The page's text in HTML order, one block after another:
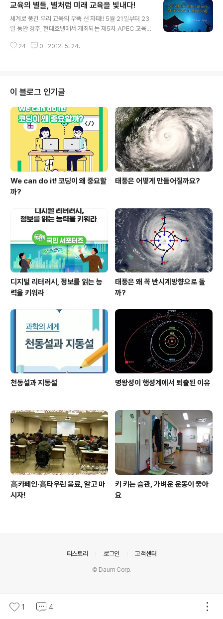
러시아 호주 캐나다 등 21개 회원국이 참가하였으며, 한국
교육의 우수성을 홍보하는 영상도 상영되어 한국교육의 미
래 비전을 세계의 많은 나라가 알 수 있습니다. 또한, 운영
용도 구성하였습니다. 먼저 축하의 분위기 속에서 진행된
교육의 별들, 별처럼 미래 교육을 빛내다!
세계로 풍긴 우리 교육의 우뚝 선 자태!! 5월 21일부터 23
일 동안 경주, 현대호텔에서 개최되는 제5차 APEC 교육
에 대해 논의하고, 향후 교육협력 증진 방안에 대해 의견을
력을 활성화하여 APEC 역내의 교육외교 지도력을 확대하
고, 대한민국의 국가적 위상을 한층 높일 수 있을 것으로 기
대되는데요~ 그렇다면, 제5차 APEC 교육장관회의는 AP
EC 회원국의 교육 수장들이 모여 테이블에 앉아 딱딱한 회
의만 진행하는 걸까요??? 아니겠죠~ (21개국 교육장관과
차관 등 교육의 ..
24 0 2012. 5. 24.
이 블로그 인기글
We can do it! 코딩이 왜 중요할
까?
태풍은 어떻게 만들어질까요?
디지털 리터러시, 정보를 읽는 능
력을 키워라
태풍은 왜 꼭 반시계방향으로 돌
까?
천동설과 지동설 명왕성이 행성계에서 퇴출된 이유
高카페인·高타우린 음료, 알고 마
시자!
키 키는 습관, 가벼운 운동이 좋아
요
1 4
티스토리 로그인 고객센터
© Daum Corp.